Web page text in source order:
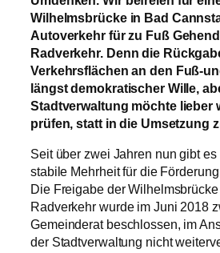
Umdenken. Wir befreien für
Wilhelmsbrücke in Bad
Autoverkehr für zu Fuß
Radverkehr. Denn die
Verkehrsflächen an den Fuß-
längst demokratischer Wille,
Stadtverwaltung möchte lieber
Seit über zwei Jahren nun gibt es
stabile Mehrheit für die Förderung
Die Freigabe der Wilhelmsbrücke
Radverkehr wurde im Juni 2018
Gemeinderat beschlossen, im